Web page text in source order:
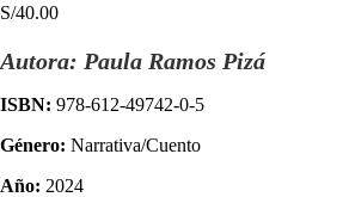
S/40.00
Autora: Paula Ramos Pizá
ISBN: 978-612-49742-0-5
Género: Narrativa/Cuento
Año: 2024